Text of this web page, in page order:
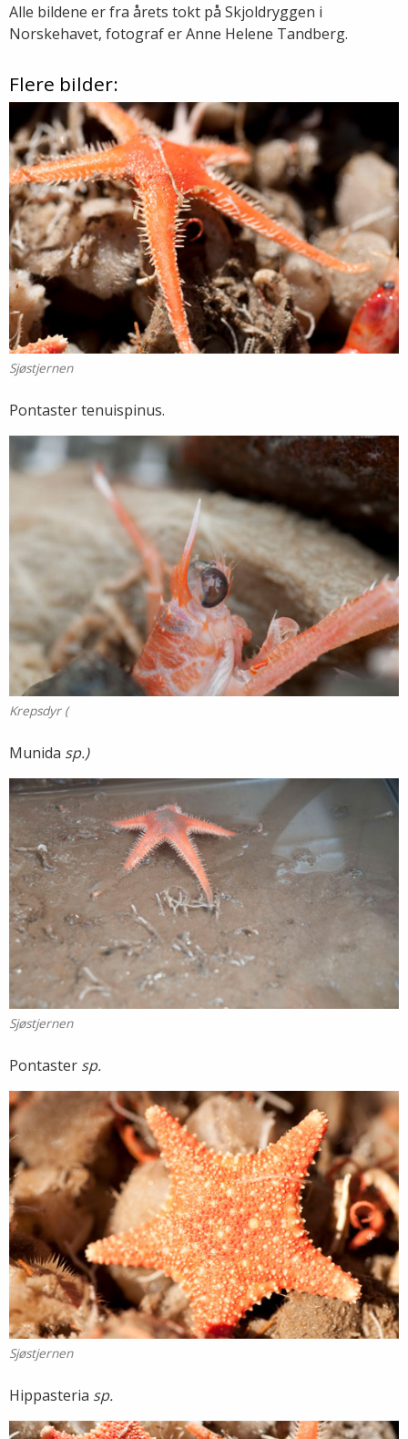
Alle bildene er fra årets tokt på Skjoldryggen i
Norskehavet, fotograf er Anne Helene Tandberg.
Flere bilder:
Sjøstjernen
Pontaster tenuispinus.
Krepsdyr (
Munida sp.)
Sjøstjernen
Pontaster sp.
Sjøstjernen
Hippasteria sp.